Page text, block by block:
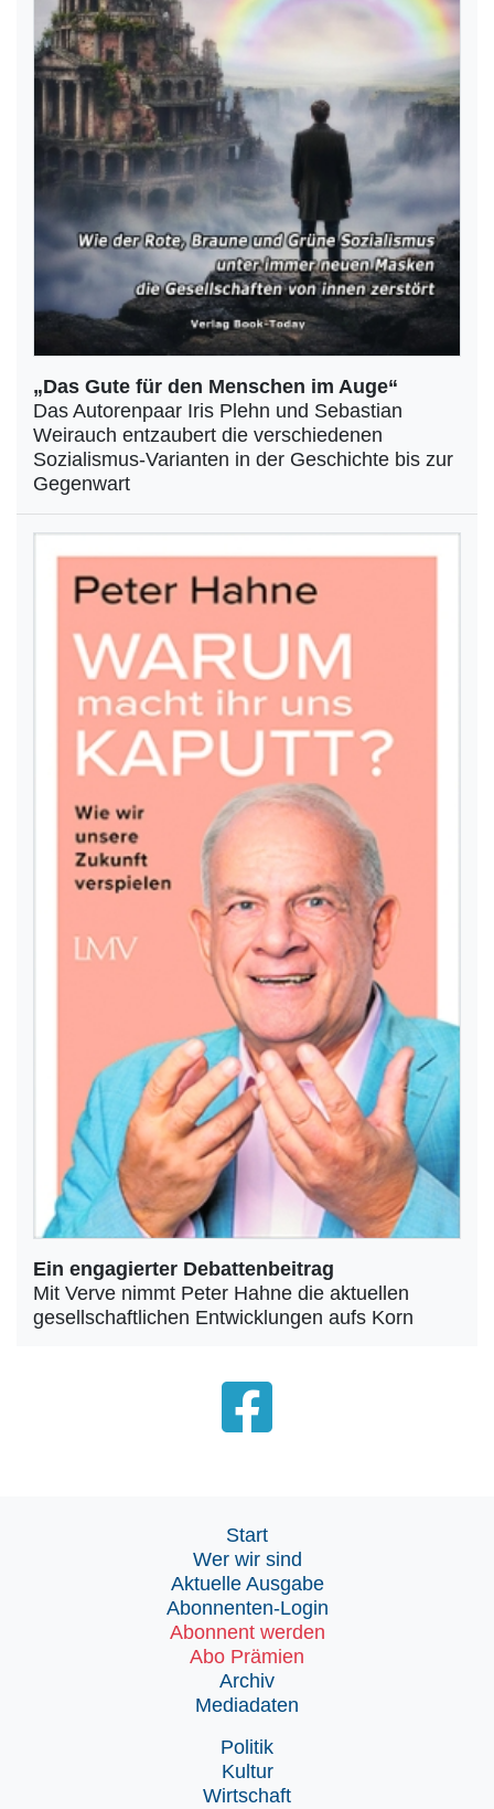
„Das Gute für den Menschen im Auge“
Das Autorenpaar Iris Plehn und Sebastian
Weirauch entzaubert die verschiedenen
Sozialismus-Varianten in der Geschichte bis zur
Gegenwart
Ein engagierter Debattenbeitrag
Mit Verve nimmt Peter Hahne die aktuellen
gesellschaftlichen Entwicklungen aufs Korn
Start
Wer wir sind
Aktuelle Ausgabe
Abonnenten-Login
Abonnent werden
Abo Prämien
Archiv
Mediadaten
Politik
Kultur
Wirtschaft